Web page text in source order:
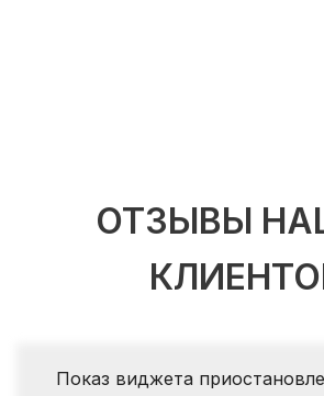
ОТЗЫВЫ
Показ виджета